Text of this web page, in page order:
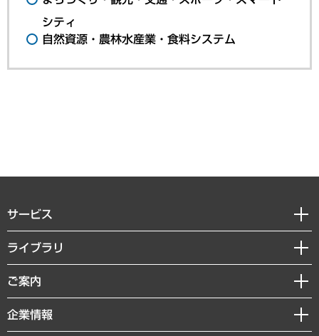
シティ
自然資源・農林水産業・食料システム
サービス
経営戦略
組織・人事戦略
デジタルイノベーション
ライブラリ
経済調査
レポート
コラム
ご案内
セミナー・イベント情報
MUFGビジネスセミナー
企業情報